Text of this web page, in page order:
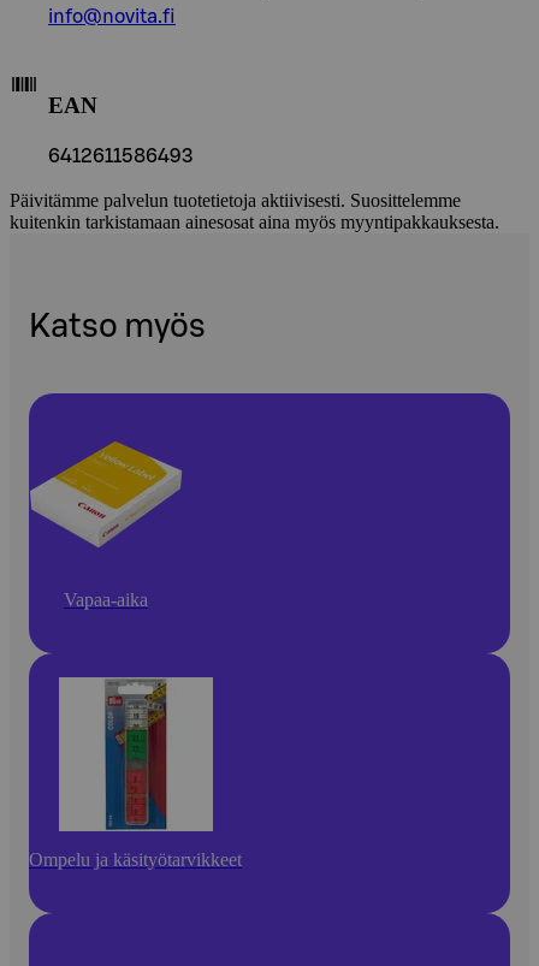
info@novita.fi
EAN
6412611586493
Päivitämme palvelun tuotetietoja aktiivisesti. Suosittelemme
kuitenkin tarkistamaan ainesosat aina myös myyntipakkauksesta.
Katso myös
Vapaa-aika
Ompelu ja käsityötarvikkeet